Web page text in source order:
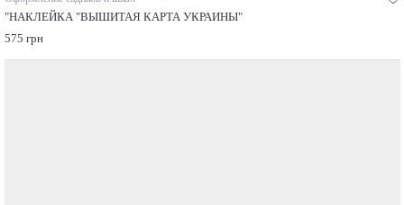
"НАКЛЕЙКА "ВЫШИТАЯ КАРТА УКРАИНЫ"
575 грн